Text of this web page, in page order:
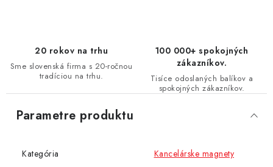
20 rokov na trhu
Sme slovenská firma s 20-ročnou
tradíciou na trhu.
100 000+ spokojných
zákazníkov.
Tisíce odoslaných balíkov a
spokojných zákazníkov.
Parametre produktu
Kategória Kancelárske magnety